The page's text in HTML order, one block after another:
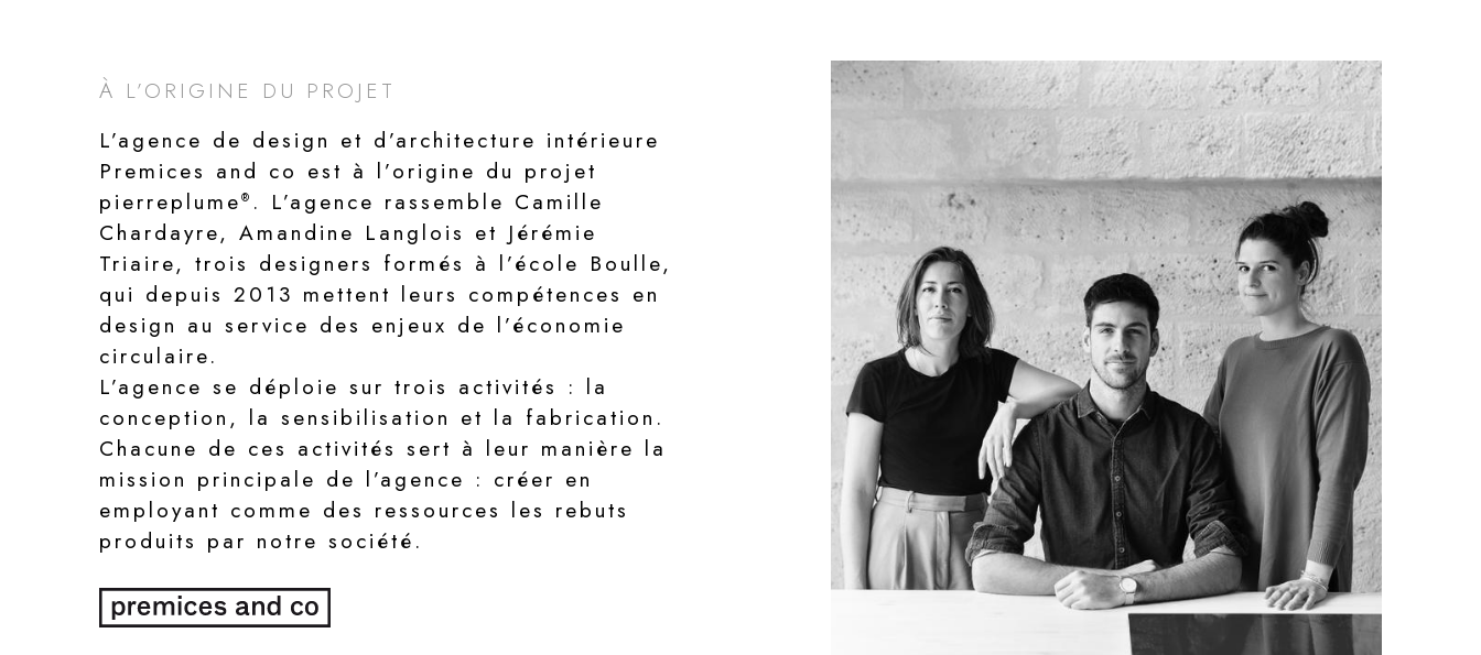
À L’ORIGINE DU PROJET
L’agence de design et d’architecture intérieure
Premices and co est à l’origine du projet
pierreplume ® . L’agence rassemble Camille
Chardayre, Amandine Langlois et Jérémie
Triaire, trois designers formés à l’école Boulle,
qui depuis 2013 mettent leurs compétences en
design au service des enjeux de l’économie
circulaire.
L’agence se déploie sur trois activités : la
conception, la sensibilisation et la fabrication.
Chacune de ces activités sert à leur manière la
mission principale de l’agence : créer en
employant comme des ressources les rebuts
produits par notre société.